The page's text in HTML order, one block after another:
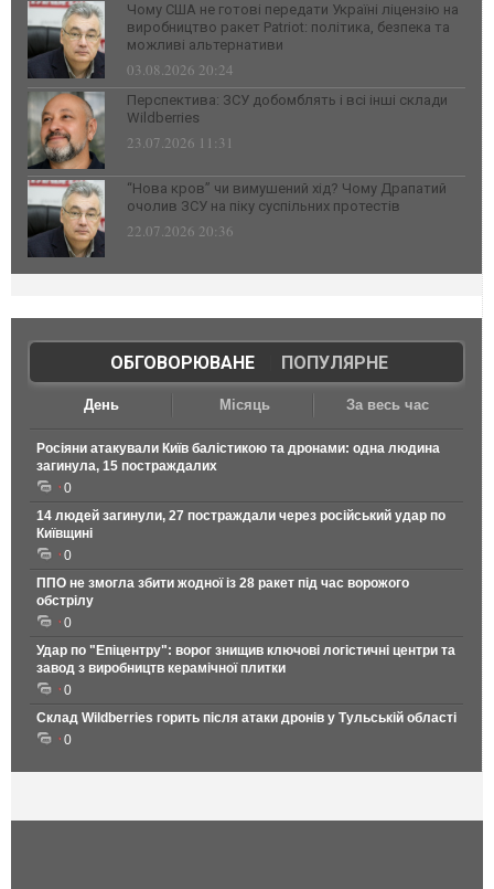
Чому США не готові передати Україні ліцензію на
виробництво ракет Patriot: політика, безпека та
можливі альтернативи
03.08.2026 20:24
Перспектива: ЗСУ добомблять і всі інші склади
Wildberries
23.07.2026 11:31
“Нова кров” чи вимушений хід? Чому Драпатий
очолив ЗСУ на піку суспільних протестів
22.07.2026 20:36
ОБГОВОРЮВАНЕ| ПОПУЛЯРНЕ
День Місяць За весь час
Росіяни атакували Київ балістикою та дронами: одна людина
загинула, 15 постраждалих
0
14 людей загинули, 27 постраждали через російський удар по
Київщині
0
ППО не змогла збити жодної із 28 ракет під час ворожого
обстрілу
0
Удар по "Епіцентру": ворог знищив ключові логістичні центри та
завод з виробництв керамічної плитки
0
Склад Wildberries горить після атаки дронів у Тульській області
0